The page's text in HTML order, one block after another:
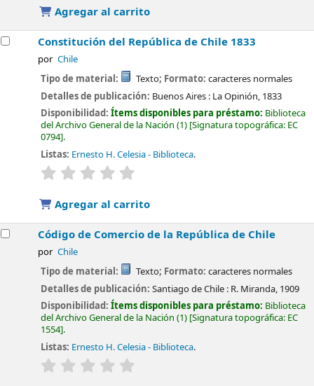
Agregar al carrito
Constitución del República de Chile 1833
por Chile
Tipo de material: Texto; Formato: caracteres normales
Detalles de publicación: Buenos Aires : La Opinión, 1833
Disponibilidad:Ítems disponibles para préstamo: Biblioteca
del Archivo General de la Nación (1) Signatura topográfica: EC
0794 .
Listas: Ernesto H. Celesia - Biblioteca.
valoración
Agregar al carrito
Código de Comercio de la República de Chile
por Chile
Tipo de material: Texto; Formato: caracteres normales
Detalles de publicación:Santiago de Chile : R. Miranda, 1909
Disponibilidad:Ítems disponibles para préstamo: Biblioteca
del Archivo General de la Nación (1) Signatura topográfica: EC
1554 .
Listas: Ernesto H. Celesia - Biblioteca.
valoración